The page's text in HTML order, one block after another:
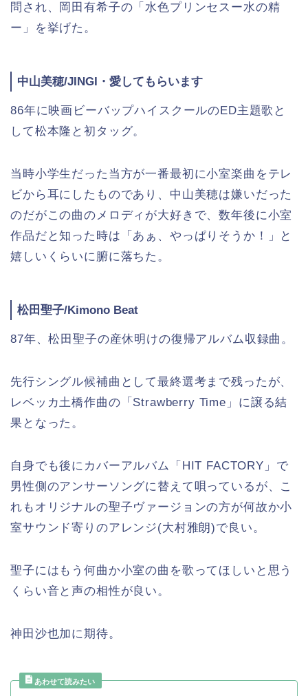
問され、岡田有希子の「水色プリンセスー水の精
ー」を挙げた。
中山美穂/JINGI・愛してもらいます
86年に映画ビーバップハイスクールのED主題歌と
して松本隆と初タッグ。
当時小学生だった当方が一番最初に小室楽曲をテレ
ビから耳にしたものであり、中山美穂は嫌いだった
のだがこの曲のメロディが大好きで、数年後に小室
作品だと知った時は「あぁ、やっぱりそうか！」と
嬉しいくらいに腑に落ちた。
松田聖子/Kimono Beat
87年、松田聖子の産休明けの復帰アルバム収録曲。
先行シングル候補曲として最終選考まで残ったが、
レベッカ土橋作曲の「Strawberry Time」に譲る結
果となった。
自身でも後にカバーアルバム「HIT FACTORY」で
男性側のアンサーソングに替えて唄っているが、こ
れもオリジナルの聖子ヴァージョンの方が何故か小
室サウンド寄りのアレンジ(大村雅朗)で良い。
聖子にはもう何曲か小室の曲を歌ってほしいと思う
くらい音と声の相性が良い。
神田沙也加に期待。